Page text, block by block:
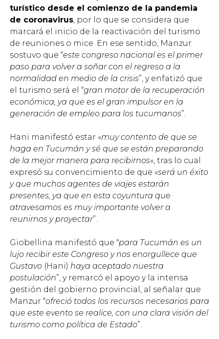
turístico desde el comienzo de la pandemia
de coronavirus , por lo que se considera que
marcará el inicio de la reactivación del turismo
de reuniones o mice. En ese sentido, Manzur
sostuvo que “este congreso nacional es el primer
paso para volver a soñar con el regreso a la
normalidad en medio de la crisis”, y enfatizó que
el turismo será el “gran motor de la recuperación
económica, ya que es el gran impulsor en la
generación de empleo para los tucumanos”.
Hani manifestó estar «muy contento de que se
haga en Tucumán y sé que se están preparando
de la mejor manera para recibirnos«, tras lo cual
expresó su convencimiento de que «será un éxito
y que muchos agentes de viajes estarán
presentes, ya que en esta coyuntura que
atravesamos es muy importante volver a
reunirnos y proyectar”.
Giobellina manifestó que “para Tucumán es un
lujo recibir este Congreso y nos enorgullece que
Gustavo (Hani) haya aceptado nuestra
postulación”, y remarcó el apoyo y la intensa
gestión del gobierno provincial, al señalar que
Manzur “ofreció todos los recursos necesarios para
que este evento se realice, con una clara visión del
turismo como política de Estado”.